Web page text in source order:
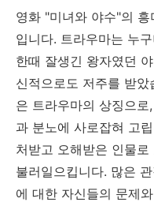
영화 "미녀와 야수"의
입니다. 트라우마는 누
한때 잘생긴 왕자였던
신적으로도 저주를 받
은 트라우마의 상징으
과 분노에 사로잡혀 고
처받고 오해받은 인물
불러일으킵니다. 많은
에 대한 자신들의 문제